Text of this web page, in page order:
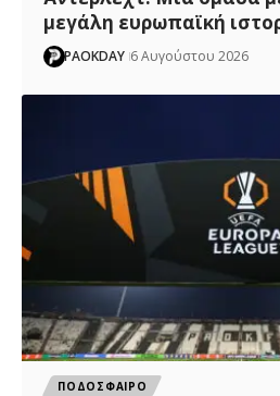
μεγάλη ευρωπαϊκή
PAOKDAY 6 Αυγούστου 2026
ΠΟΔΟΣΦΑΙΡΟ